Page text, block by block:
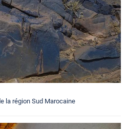
la région Sud Marocaine